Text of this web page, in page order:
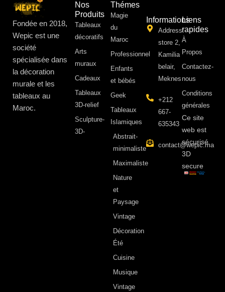
Fondée en 2018,
Wepic est une
société
spécialisée dans
la décoration
murale et les
tableaux au
Maroc.
Nos
Produits
Tableaux
décoratifs
Arts
muraux
Cadeaux
Tableaux
3D-relief
Sculpture-
3D-
Thémes
Magie
du
Maroc
Professionnel
Enfants
et bébés
Geek
Tableaux
Islamiques
Abstrait-
minimaliste
Maximaliste
Nature
et
Paysage
Vintage
Décoration
Été
Cuisine
Musique
Vintage
Informations
Address:
store 2,
Kamilia
belair,
Meknes
+212
667-
635343
contact@wepic.ma
Liens
rapides
À
Propos ​
Contactez-
nous
Conditions
générales
Ce site
web est
sécurisé
3D
secure